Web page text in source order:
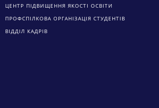
ЦЕНТР ПІДВИЩЕННЯ ЯКОСТІ ОСВІТИ
ПРОФСПІЛКОВА ОРГАНІЗАЦІЯ СТУДЕНТІВ
ВІДДІЛ КАДРІВ